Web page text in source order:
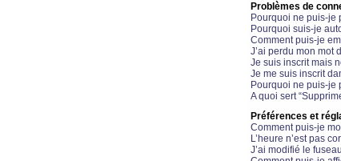
Problèmes de
Pourquoi ne puis-je
Pourquoi suis-je
Comment puis-je
J’ai perdu mon mot
Je suis inscrit mais
Je me suis inscrit
Pourquoi ne puis-je
A quoi sert
Préférences et
Comment puis-je
L’heure n’est pas
J’ai modifié le